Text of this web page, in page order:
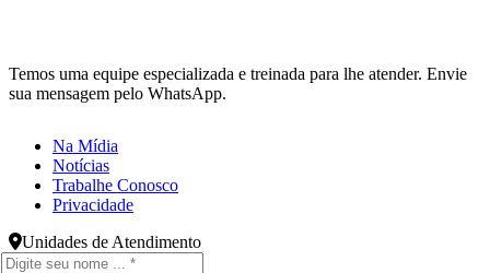
Temos uma equipe especializada e treinada para lhe atender. Envie
sua mensagem pelo WhatsApp.
Na Mídia
Notícias
Trabalhe Conosco
Privacidade
Unidades de Atendimento